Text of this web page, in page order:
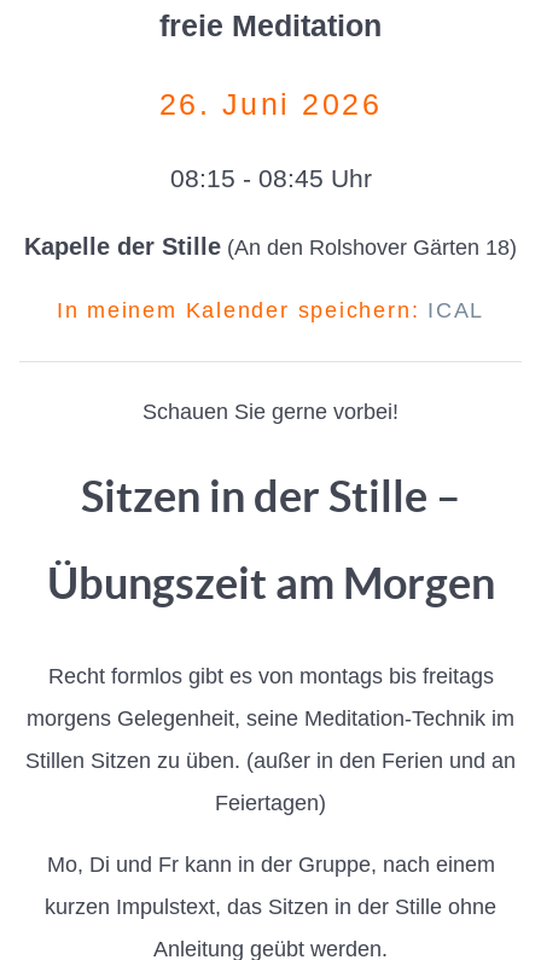
freie Meditation
26. Juni 2026
08:15 - 08:45 Uhr
Kapelle der Stille (An den Rolshover Gärten 18)
In meinem Kalender speichern: ICAL
Schauen Sie gerne vorbei!
Sitzen in der Stille –
Übungszeit am Morgen
Recht formlos gibt es von montags bis freitags
morgens Gelegenheit, seine Meditation-Technik im
Stillen Sitzen zu üben. (außer in den Ferien und an
Feiertagen)
Mo, Di und Fr kann in der Gruppe, nach einem
kurzen Impulstext, das Sitzen in der Stille ohne
Anleitung geübt werden.